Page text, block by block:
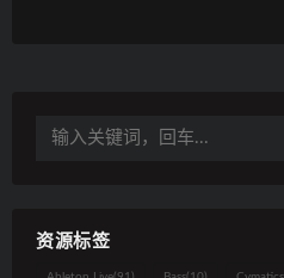
资源标签